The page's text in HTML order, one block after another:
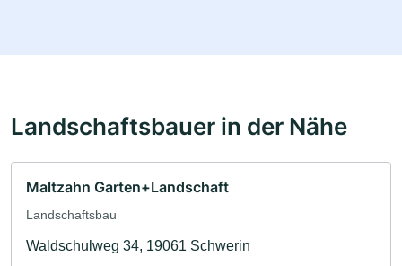
Landschaftsbauer in der Nähe
Maltzahn Garten+Landschaft
Landschaftsbau
Waldschulweg 34, 19061 Schwerin